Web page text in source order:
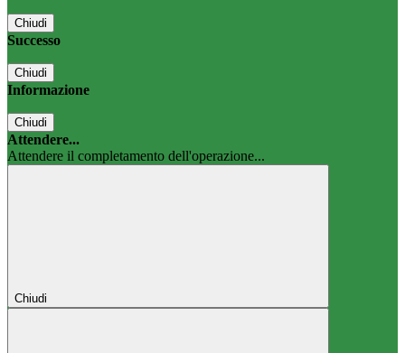
Chiudi
Successo
Chiudi
Informazione
Chiudi
Attendere...
Attendere il completamento dell'operazione...
Chiudi